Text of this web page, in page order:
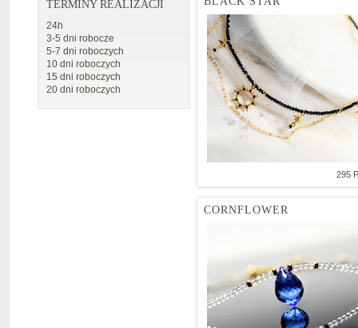
TERMINY REALIZACJI
24h
3-5 dni robocze
5-7 dni roboczych
10 dni roboczych
15 dni roboczych
20 dni roboczych
295
CORNFLOWER